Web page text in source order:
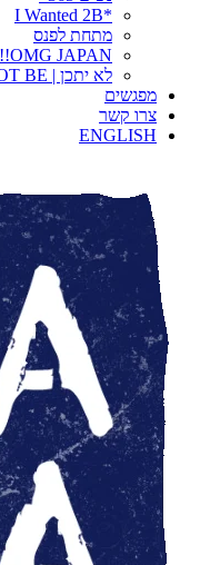
*I Wanted 2B
מתחת לפנס
OMG JAPAN!!
לא יתכן | IT CANNOT BE
מפגשים
צרו קשר
ENGLISH